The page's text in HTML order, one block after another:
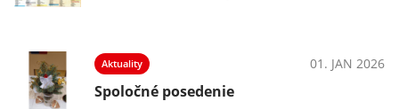
Aktuality 01. JAN 2026
Spoločné posedenie